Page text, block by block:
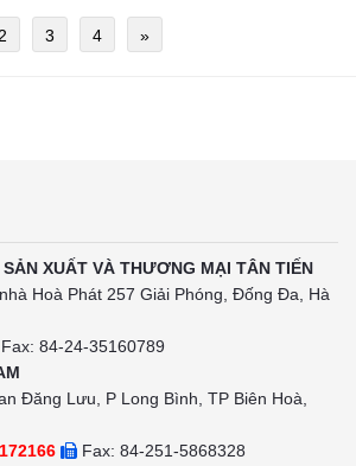
2 3 4 »
XUẤT VÀ THƯƠNG MẠI TÂN TIẾN
Hoà Phát 257 Giải Phóng, Đống Đa, Hà
Fax: 84-24-35160789
Đăng Lưu, P Long Bình, TP Biên Hoà,
Fax: 84-251-5868328